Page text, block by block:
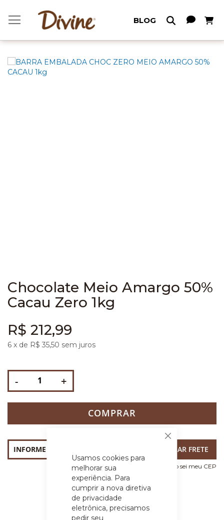
Fechar
Usamos cookies para
melhorar sua
experiência. Para
cumprir a nova diretiva
de privacidade
eletrônica, precisamos
pedir seu
BLOG Meu
Chocolate Meio Amargo 50%
Cacau Zero 1kg
R$ 212,99
6 x de R$ 35,50 sem juros
- +
COMPRAR
Não sei meu CEP